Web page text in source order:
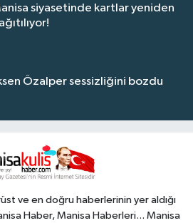
siyasetinde kartlar yeniden
Özalper sessizliğini bozdu
ve en doğru haberlerinin yer aldığı
Haber, Manisa Haberleri... Manisa